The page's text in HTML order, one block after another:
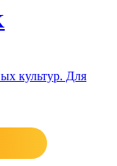
культур. Для